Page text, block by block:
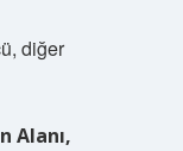
diğer
Alanı,